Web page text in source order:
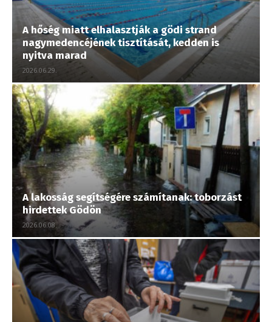
A hőség miatt elhalasztják a gödi strand
nagymedencéjének tisztítását, kedden is
nyitva marad
2026.06.29.
A lakosság segítségére számítanak: toborzást
hirdettek Gödön
2026.06.08.